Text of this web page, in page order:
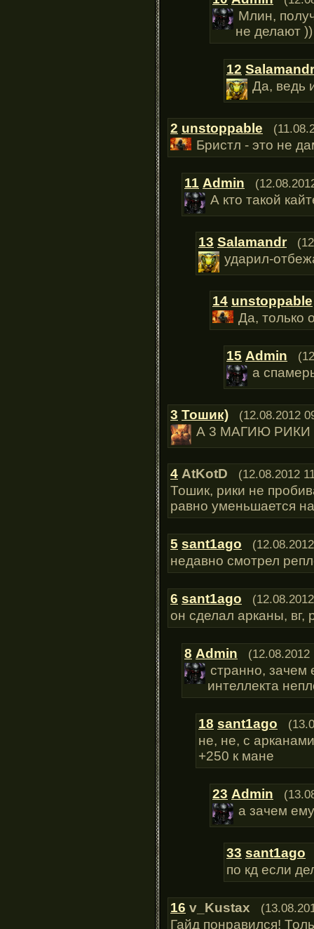
Млин,
не делают ))
12 Salamandr
Да, ведь
2 unstoppable
Бристл - это не
11 Admin
А кто такой
13 Salamandr
ударил-
14 unstoppable
Да, только
15 Admin
а
3 Тошик) (12.08.2012
А 3 МАГИЮ
4 AtKotD (12.08.2012
Тошик, рики не
равно уменьшается
5 sant1ago
недавно смотрел
6 sant1ago
он сделал арканы, вг,
8 Admin (12.08.2012
странно, зачем
интеллекта
18 sant1ago
не, не, с
+250 к мане
23 Admin
а зачем
33 sant1ago
по кд если
16 v_Kustax
Гайд понравился!